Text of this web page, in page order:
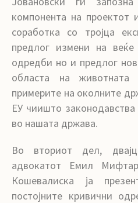
компонента на
соработка со тројца
предлог измени на веќе
одредби но и предлог
областа на животната
примерите на околните
ЕУ чиишто
во нашата држава.
Во вториот дел,
адвокатот Емил
Кошевалиска ја
постојните кривични